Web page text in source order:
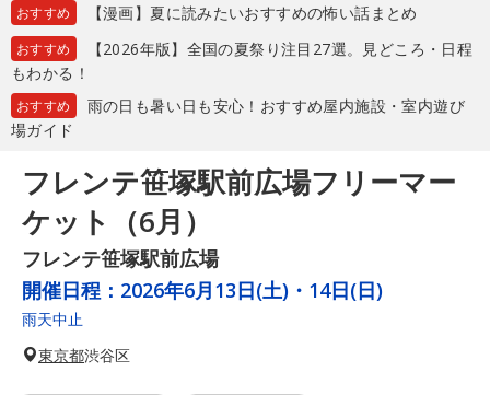
おすすめ 【漫画】夏に読みたいおすすめの怖い話まとめ
おすすめ
【2026年版】全国の夏祭り注目27選。見どころ・日程
もわかる！
おすすめ
雨の日も暑い日も安心！おすすめ屋内施設・室内遊び
場ガイド
フレンテ笹塚駅前広場フリーマー
ケット（6月）
フレンテ笹塚駅前広場
開催日程： 2026年6月13日(土)・14日(日)
雨天中止
東京都渋谷区